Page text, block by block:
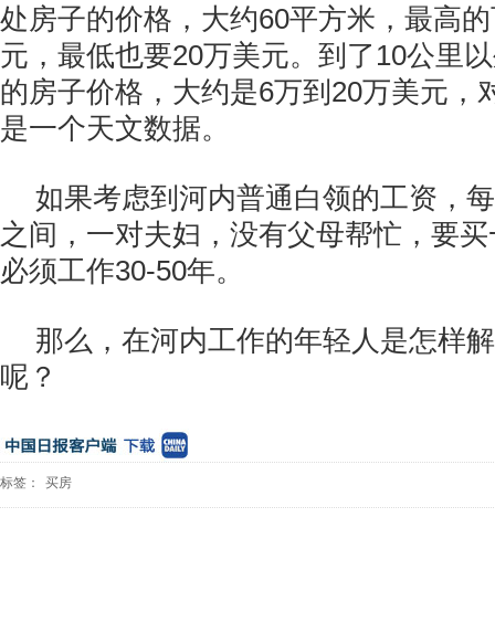
处房子的价格，大约60平方米，最高
元，最低也要20万美元。到了10公里
的房子价格，大约是6万到20万美元，
是一个天文数据。
如果考虑到河内普通白领的工资，
之间，一对夫妇，没有父母帮忙，要
必须工作30-50年。
那么，在河内工作的年轻人是怎样
呢？
标签： 买房